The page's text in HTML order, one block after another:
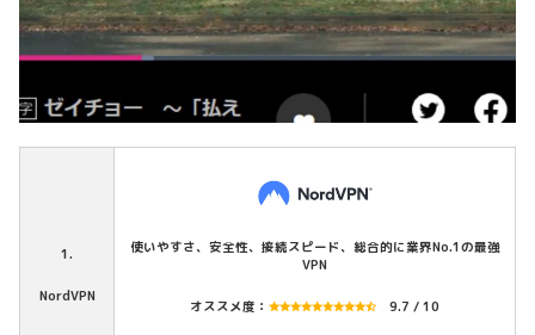
1.
NordVPN
使いやすさ、安全性、接続スピード、総合的に業界No.1の最強
VPN
オススメ度： 9.7 / 10